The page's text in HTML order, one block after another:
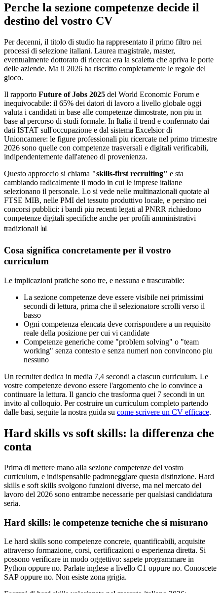
Perche la sezione competenze decide il
destino del vostro CV
Per decenni, il titolo di studio ha rappresentato il primo filtro nei
processi di selezione italiani. Laurea magistrale, master,
eventualmente dottorato di ricerca: era la scaletta che apriva le porte
delle aziende. Ma il 2026 ha riscritto completamente le regole del
gioco.
Il rapporto Future of Jobs 2025 del World Economic Forum e
inequivocabile: il 65% dei datori di lavoro a livello globale oggi
valuta i candidati in base alle competenze dimostrate, non piu in
base al percorso di studi formale. In Italia il trend e confermato dai
dati ISTAT sull'occupazione e dal sistema Excelsior di
Unioncamere: le figure professionali piu ricercate nel primo trimestre
2026 sono quelle con competenze trasversali e digitali verificabili,
indipendentemente dall'ateneo di provenienza.
Questo approccio si chiama "skills-first recruiting" e sta
cambiando radicalmente il modo in cui le imprese italiane
selezionano il personale. Lo si vede nelle multinazionali quotate al
FTSE MIB, nelle PMI del tessuto produttivo locale, e persino nei
concorsi pubblici: i bandi piu recenti legati al PNRR richiedono
competenze digitali specifiche anche per profili amministrativi
tradizionali 📊
Cosa significa concretamente per il vostro
curriculum
Le implicazioni pratiche sono tre, e nessuna e trascurabile:
La sezione competenze deve essere visibile nei primissimi
secondi di lettura, prima che il selezionatore scrolli verso il
basso
Ogni competenza elencata deve corrispondere a un requisito
reale della posizione per cui vi candidate
Competenze generiche come "problem solving" o "team
working" senza contesto e senza numeri non convincono piu
nessuno
Un recruiter dedica in media 7,4 secondi a ciascun curriculum. Le
vostre competenze devono essere l'argomento che lo convince a
continuare la lettura. Il gancio che trasforma quei 7 secondi in un
invito al colloquio. Per costruire un curriculum completo partendo
dalle basi, seguite la nostra guida su come scrivere un CV efficace.
Hard skills vs soft skills: la differenza che
conta
Prima di mettere mano alla sezione competenze del vostro
curriculum, e indispensabile padroneggiare questa distinzione. Hard
skills e soft skills svolgono funzioni diverse, ma nel mercato del
lavoro del 2026 sono entrambe necessarie per qualsiasi candidatura
seria.
Hard skills: le competenze tecniche che si misurano
Le hard skills sono competenze concrete, quantificabili, acquisite
attraverso formazione, corsi, certificazioni o esperienza diretta. Si
possono verificare in modo oggettivo: sapete programmare in
Python oppure no. Parlate inglese a livello C1 oppure no. Conoscete
SAP oppure no. Non esiste zona grigia.